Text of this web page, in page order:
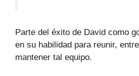
Parte del éxito de David como
en su habilidad para reunir,
mantener tal equipo.